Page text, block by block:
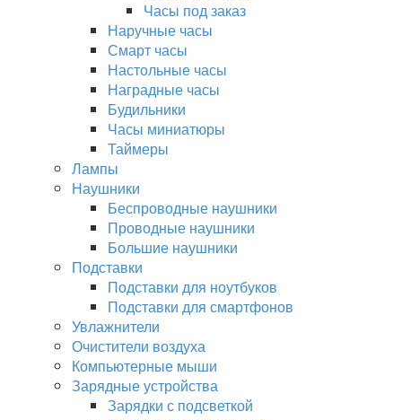
Часы под заказ
Наручные часы
Смарт часы
Настольные часы
Наградные часы
Будильники
Часы миниатюры
Таймеры
Лампы
Наушники
Беспроводные наушники
Проводные наушники
Большие наушники
Подставки
Подставки для ноутбуков
Подставки для смартфонов
Увлажнители
Очистители воздуха
Компьютерные мыши
Зарядные устройства
Зарядки с подсветкой